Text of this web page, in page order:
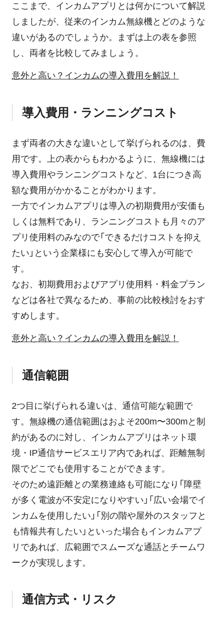
ここまで、インカムアプリとは何かについて解説
しましたが、従来のインカム無線機とどのような
違いがあるのでしょうか。まずは上の表を参照
し、両者を比較してみましょう。
意外と高い？インカムの導入費用を解説！
導入費用・ランニングコスト
まず両者の大きな違いとして挙げられるのは、費
用です。上の表からもわかるように、無線機には
導入費用やランニングコストなど、1台につき高
額な費用がかかることがわかります。
一方でインカムアプリは導入の初期費用が安価も
しくは無料であり、ランニングコストも月々のア
プリ使用料のみなので「できるだけコストを抑え
たい」という企業様にも安心して導入が可能で
す。
なお、初期費用およびアプリ使用料・料金プラン
などは各社で異なるため、事前の比較検討をおす
すめします。
意外と高い？インカムの導入費用を解説！
通信範囲
2つ目に挙げられる違いは、通信可能な範囲で
す。無線機の通信範囲はおよそ200m〜300mと制
約があるのに対し、インカムアプリはネット環
境・IP通信サービスエリア内であれば、距離無制
限でどこでも使用することができます。
そのため遠距離との業務連絡も可能になり「障壁
が多く電波が不安定になりやすい」「広い会場でイ
ンカムを使用したい」「別の階や屋外のスタッフと
も情報共有したい」といった場合もインカムアプ
リであれば、広範囲でスムーズな通話とチームワ
ークが実現します。
通信方式・リスク